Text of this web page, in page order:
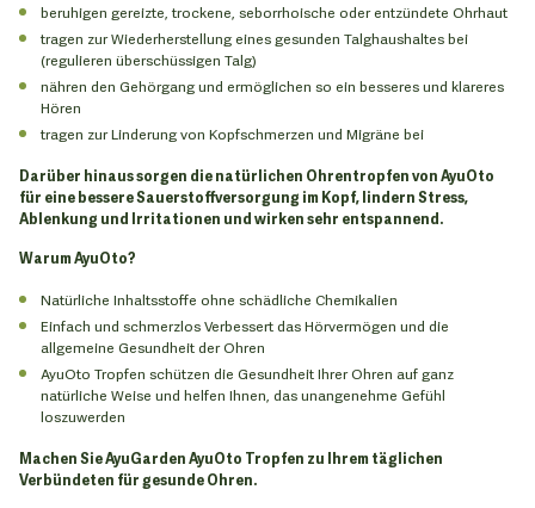
beruhigen gereizte, trockene, seborrhoische oder entzündete Ohrhaut
tragen zur Wiederherstellung eines gesunden Talghaushaltes bei
(regulieren überschüssigen Talg)
nähren den Gehörgang und ermöglichen so ein besseres und klareres
Hören
tragen zur Linderung von Kopfschmerzen und Migräne bei
Darüber hinaus sorgen die natürlichen Ohrentropfen von AyuOto
für eine bessere Sauerstoffversorgung im Kopf, lindern Stress,
Ablenkung und Irritationen und wirken sehr entspannend.
Warum AyuOto?
Natürliche Inhaltsstoffe ohne schädliche Chemikalien
Einfach und schmerzlos Verbessert das Hörvermögen und die
allgemeine Gesundheit der Ohren
AyuOto Tropfen schützen die Gesundheit Ihrer Ohren auf ganz
natürliche Weise und helfen Ihnen, das unangenehme Gefühl
loszuwerden
Machen Sie AyuGarden AyuOto Tropfen zu Ihrem täglichen
Verbündeten für gesunde Ohren.